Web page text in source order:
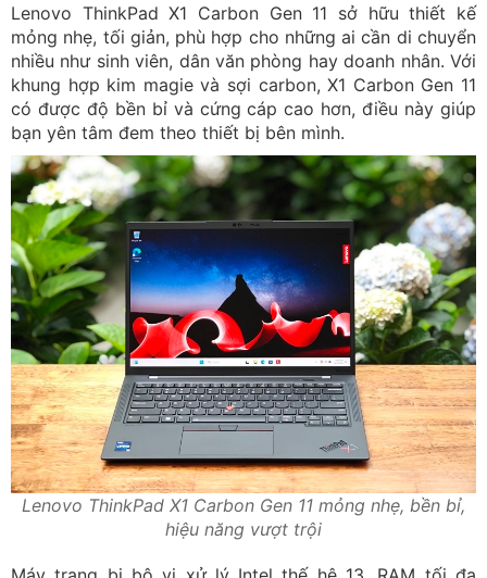
Lenovo ThinkPad X1 Carbon Gen 11 sở hữu thiết kế
mỏng nhẹ, tối giản, phù hợp cho những ai cần di chuyển
nhiều như sinh viên, dân văn phòng hay doanh nhân. Với
khung hợp kim magie và sợi carbon, X1 Carbon Gen 11
có được độ bền bỉ và cứng cáp cao hơn, điều này giúp
bạn yên tâm đem theo thiết bị bên mình.
Lenovo ThinkPad X1 Carbon Gen 11 mỏng nhẹ, bền bỉ,
hiệu năng vượt trội